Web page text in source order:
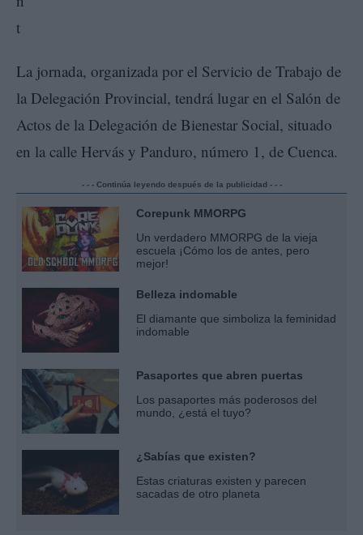
La jornada, organizada por el Servicio de Trabajo de
la Delegación Provincial, tendrá lugar en el Salón de
Actos de la Delegación de Bienestar Social, situado
en la calle Hervás y Panduro, número 1, de Cuenca.
- - - Continúa leyendo después de la publicidad - - -
Corepunk MMORPG
Un verdadero MMORPG de la vieja
escuela ¡Cómo los de antes, pero
mejor!
Belleza indomable
El diamante que simboliza la feminidad
indomable
Pasaportes que abren puertas
Los pasaportes más poderosos del
mundo, ¿está el tuyo?
¿Sabías que existen?
Estas criaturas existen y parecen
sacadas de otro planeta